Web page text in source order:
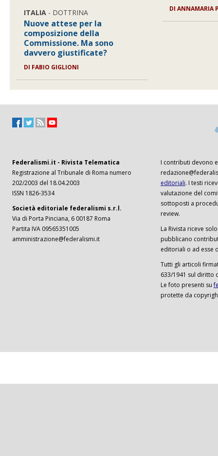
ITALIA - DOTTRINA
Nuove attese per la
composizione della
Commissione. Ma sono
davvero giustificate?
DI FABIO GIGLIONI
DI ANNAMARIA
Federalismi.it - Rivista Telematica
Registrazione al Tribunale di Roma numero
202/2003 del 18.04.2003
ISSN 1826-3534
Società editoriale federalismi s.r.l.
Via di Porta Pinciana, 6 00187 Roma
Partita IVA 09565351005
amministrazione@federalismi.it
I contributi devono
editoriali. I testi
valutazione del
sottoposti a
review.
La Rivista riceve
pubblicano
editoriali o ad esse
Tutti gli articoli
633/1941 sul diritto
Le foto presenti su
protette da